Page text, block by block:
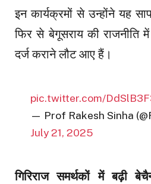
इन कार्यक्रमों से उन्होंने यह
फिर से बेगूसराय की राजनीति
दर्ज कराने लौट आए हैं।
pic.twitter.com/
— Prof Rakesh Sinha
July 21, 2025
गिरिराज समर्थकों में बढ़ी